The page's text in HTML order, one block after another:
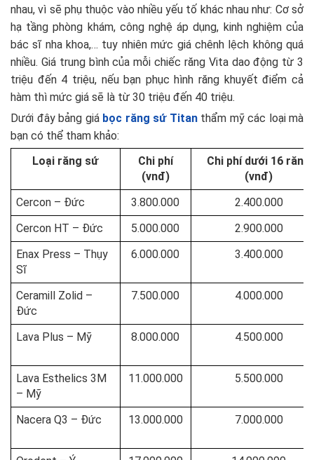
nhau, vì sẽ phụ thuộc vào nhiều yếu tố khác nhau như: Cơ sở
hạ tầng phòng khám, công nghệ áp dụng, kinh nghiệm của
bác sĩ nha khoa,… tuy nhiên mức giá chênh lệch không quá
nhiều. Giá trung bình của mỗi chiếc răng Vita dao động từ 3
triệu đến 4 triệu, nếu bạn phục hình răng khuyết điểm cả
hàm thì mức giá sẽ là từ 30 triệu đến 40 triệu.
Dưới đây bảng giá bọc răng sứ Titanthẩm mỹ các loại mà
bạn có thể tham khảo:
Loại răng sứ
Chi phí
(vnđ)
Chi phí dưới 16 răng
(vnđ)
Cercon – Đức
3.800.000
2.400.000
Cercon HT – Đức
5.000.000
2.900.000
Enax Press – Thụy
Sĩ
6.000.000 3.400.000
Ceramill Zolid –
Đức
7.500.000 4.000.000
Lava Plus – Mỹ 8.000.000 4.500.000
Lava Esthelics 3M
– Mỹ
11.000.000 5.500.000
Nacera Q3 – Đức 13.000.000 7.000.000